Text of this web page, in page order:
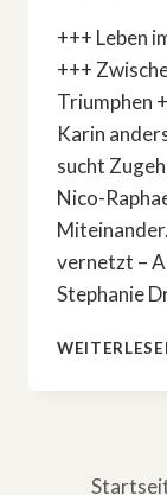
+++ Leben
+++
Triumphen
Karin
sucht
Nico-
vernetzt –
Stephanie